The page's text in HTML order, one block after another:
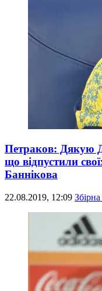
Петраков: Дякую
що відпустили
Баннікова
22.08.2019, 12:09